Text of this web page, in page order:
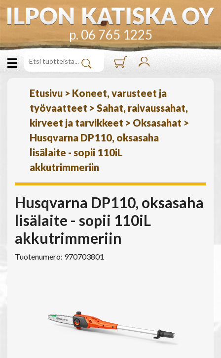
p. 06 765 1225
Etusivu > Koneet, varusteet ja
työvaatteet > Sahat, raivaussahat,
kirveet ja tarvikkeet > Oksasahat >
Husqvarna DP110, oksasaha
lisälaite - sopii 110iL
akkutrimmeriin
Husqvarna DP110, oksasaha
lisälaite - sopii 110iL
akkutrimmeriin
Tuotenumero: 970703801